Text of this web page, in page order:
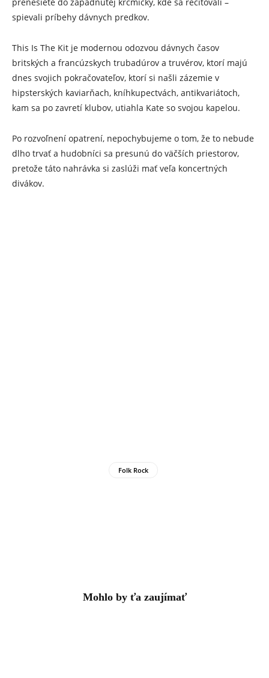
spievali príbehy dávnych predkov.
This Is The Kit je modernou odozvou dávnych časov
britských a francúzskych trubadúrov a truvérov, ktorí majú
dnes svojich pokračovateľov, ktorí si našli zázemie v
hipsterských kaviarňach, kníhkupectvách, antikvariátoch,
kam sa po zavretí klubov, utiahla Kate so svojou kapelou.
Po rozvoľnení opatrení, nepochybujeme o tom, že to nebude
dlho trvať a hudobníci sa presunú do väčších priestorov,
pretože táto nahrávka si zaslúži mať veľa koncertných
divákov.
Folk Rock
Mohlo by ťa zaujímať